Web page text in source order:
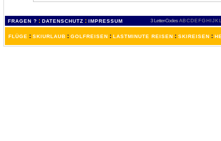
FRAGEN ? : DATENSCHUTZ : IMPRESSUM 3 Letter-Codes ABCDEFGH IJKL
FLÜGE : SKIURLAUB : GOLFREISEN : LASTMINUTE REISEN : SKIREISEN :